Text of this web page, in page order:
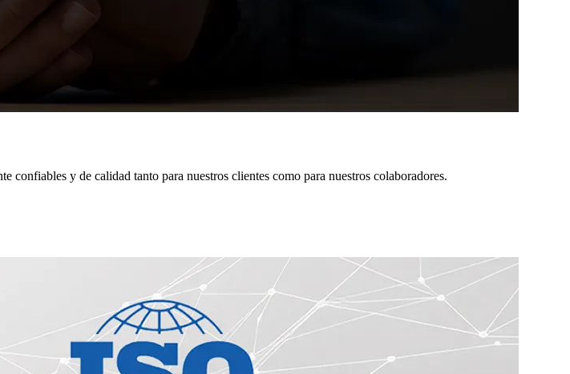
confiables y de calidad tanto para nuestros clientes como para nuestros colaboradores.